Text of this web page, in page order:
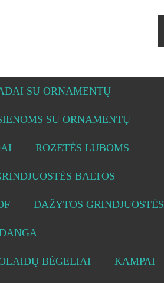
SU ORNAMENTŲ
SU ORNAMENTŲ
ROZETĖS LUBOMS
BALTOS
DAŽYTOS GRINDJUOSTĖS
BĖGELIAI KAMPAI